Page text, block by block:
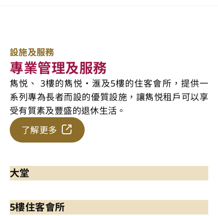
設施及服務
專業管理及服務
雋悦、 3樓的雋悦・滙及5樓的住客會所，提供一
系列專為長者而設的優質設施，讓雋悦租戶可以享
受有質素及豐盛的退休生活。
了解更多
大堂
5樓住客會所